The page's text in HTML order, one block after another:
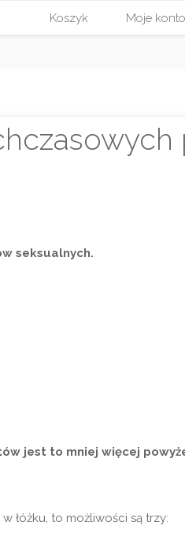
Przejdź
Koszyk Moje konto
seksualnych.
jest to mniej więcej
łóżku, to możliwości są trzy: